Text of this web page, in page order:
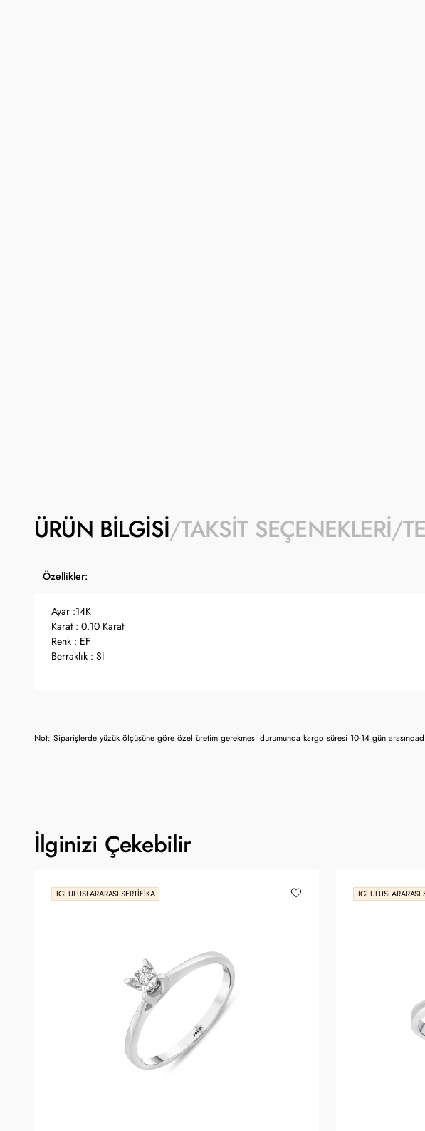
ÜRÜN BILGISI TAKSIT SEÇENEKLERI
Özellikler:
Ayar :14K
Karat : 0.10 Karat
Renk : EF
Berraklık : SI
Not: Siparişlerde yüzük ölçüsüne göre özel üretim gerekmesi durumunda kargo süresi 10-14 gün
İlginizi Çekebilir
IGI ULUSLARARASI SERTIFIKA IGI ULUSLARARASI